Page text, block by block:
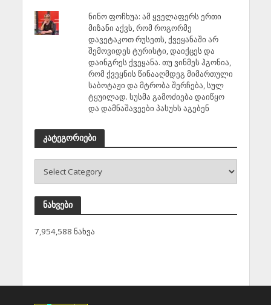
ნინო ფოჩხუა: ამ ყველაფერს ერთი
მიზანი აქვს, რომ როგორმე
დავეტაკოთ რუსეთს, ქვეყანაში არ
შემოვიდეს ტურისტი, დაიქცეს და
დაინგრეს ქვეყანა. თუ ვინმეს ჰგონია,
რომ ქვეყნის წინააღმდეგ მიმართული
საბოტაჟი და მტრობა შერჩება, სულ
ტყუილად. სუსმა გამოძიება დაიწყო
და დამნაშავეები პასუხს აგებენ
კატეგორიები
ნახვები
7,954,588 ნახვა